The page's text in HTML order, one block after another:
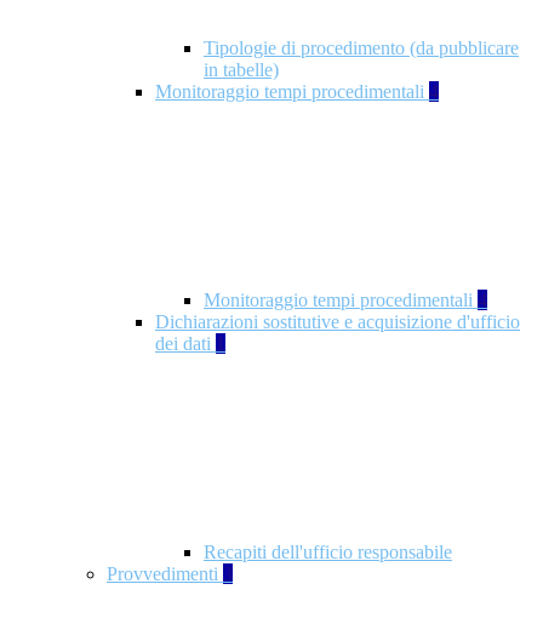
Tipologie di procedimento (da pubblicare
in tabelle)
Monitoraggio tempi procedimentali 4
Monitoraggio tempi procedimentali 4
Dichiarazioni sostitutive e acquisizione d'ufficio
dei dati 1
Recapiti dell'ufficio responsabile
Provvedimenti 3